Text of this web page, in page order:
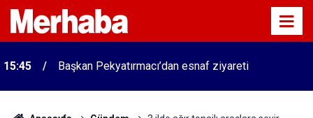
15:45 Başkan Pekyatırmacı’dan esnaf ziyareti